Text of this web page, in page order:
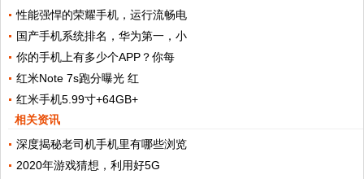
性能强悍的荣耀手机，运行流畅电
国产手机系统排名，华为第一，小
你的手机上有多少个APP？你每
红米Note 7s跑分曝光 红
红米手机5.99寸+64GB+
相关资讯
深度揭秘老司机手机里有哪些浏览
2020年游戏猜想，利用好5G